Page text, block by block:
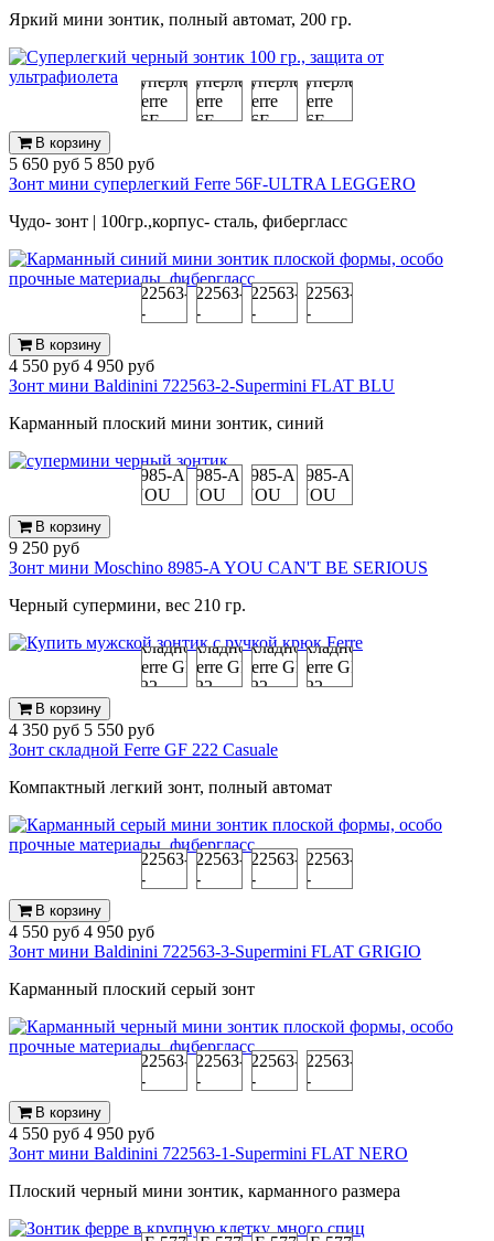
Яркий мини зонтик, полный автомат, 200 гр.
В корзину
5 650 руб 5 850 руб
Зонт мини суперлегкий Ferre 56F-ULTRA LEGGERO
Чудо- зонт | 100гр.,корпус- сталь, фибергласс
В корзину
4 550 руб 4 950 руб
Зонт мини Baldinini 722563-2-Supermini FLAT BLU
Карманный плоский мини зонтик, синий
В корзину
9 250 руб
Зонт мини Moschino 8985-A YOU CAN'T BE SERIOUS
Черный супермини, вес 210 гр.
В корзину
4 350 руб 5 550 руб
Зонт складной Ferre GF 222 Casuale
Компактный легкий зонт, полный автомат
В корзину
4 550 руб 4 950 руб
Зонт мини Baldinini 722563-3-Supermini FLAT GRIGIO
Карманный плоский серый зонт
В корзину
4 550 руб 4 950 руб
Зонт мини Baldinini 722563-1-Supermini FLAT NERO
Плоский черный мини зонтик, карманного размера